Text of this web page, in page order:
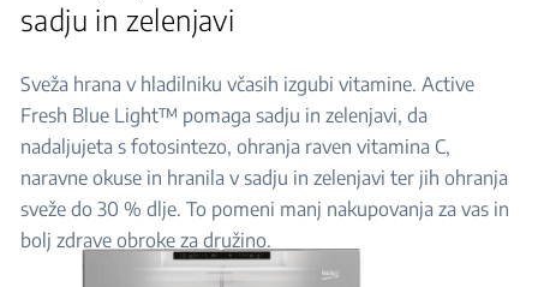
sadju in zelenjavi
Sveža hrana v hladilniku včasih izgubi vitamine. Active
Fresh Blue Light™ pomaga sadju in zelenjavi, da
nadaljujeta s fotosintezo, ohranja raven vitamina C,
naravne okuse in hranila v sadju in zelenjavi ter jih ohranja
sveže do 30 % dlje. To pomeni manj nakupovanja za vas in
bolj zdrave obroke za družino.